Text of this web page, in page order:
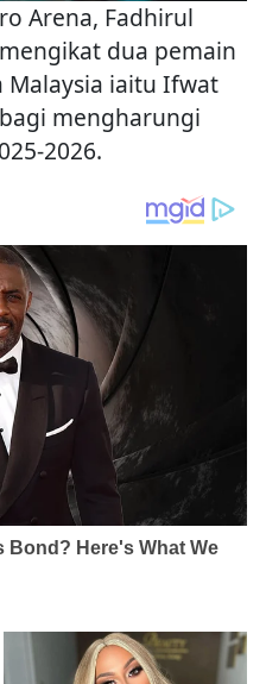
Arena, Fadhirul
dua pemain
Malaysia iaitu Ifwat
mengharungi
2026.